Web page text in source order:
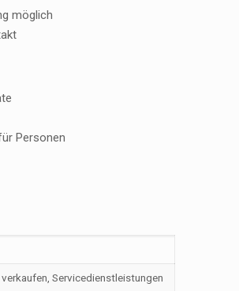
möglich
Personen
Servicedienstleistungen